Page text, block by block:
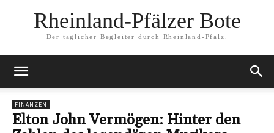
Rheinland-Pfälzer Bote
Der täglicher Begleiter durch Rheinland-Pfalz.
FINANZEN
Elton John Vermögen: Hinter den